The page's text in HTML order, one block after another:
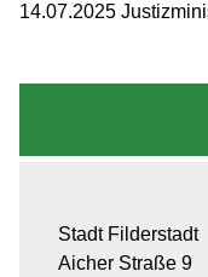
14.07.2025
Stadt Filderstadt
Aicher Straße 9